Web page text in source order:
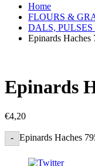
Home
FLOURS &
DALS,
Epinards Haches
Epinards
€4,20
- Epinards Haches